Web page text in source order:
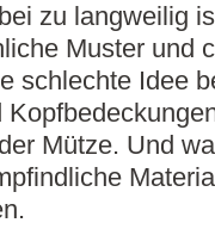
zu langweilig
Muster und
schlechte Idee
Mütze. Und